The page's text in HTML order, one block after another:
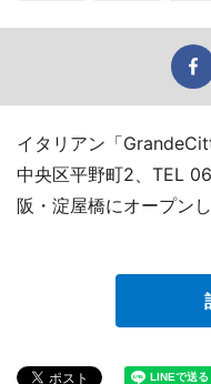
イタリアン「
中央区平野町2、TEL
阪・淀屋橋にオープン